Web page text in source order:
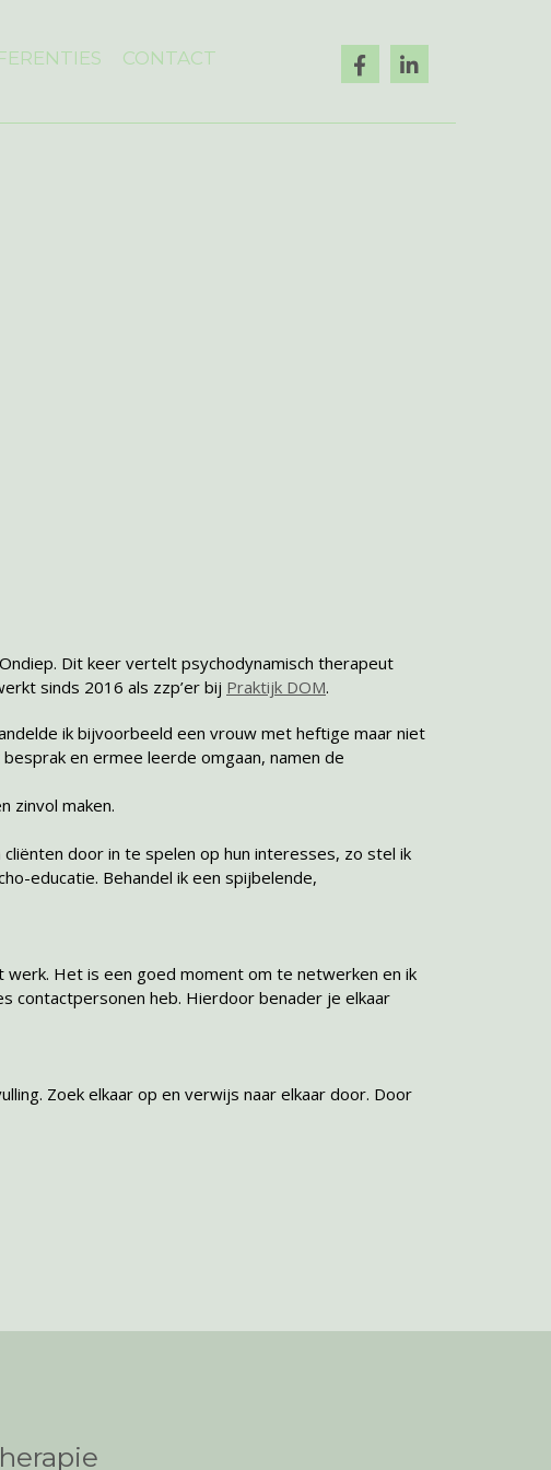
CONTACT
Dit keer vertelt psychodynamisch therapeut
sinds 2016 als zzp’er bij Praktijk DOM.
ik bijvoorbeeld een vrouw met heftige maar niet
en ermee leerde omgaan, namen de
zinvol maken.
door in te spelen op hun interesses, zo stel ik
educatie. Behandel ik een spijbelende,
werk. Het is een goed moment om te netwerken en ik
contactpersonen heb. Hierdoor benader je elkaar
Zoek elkaar op en verwijs naar elkaar door. Door